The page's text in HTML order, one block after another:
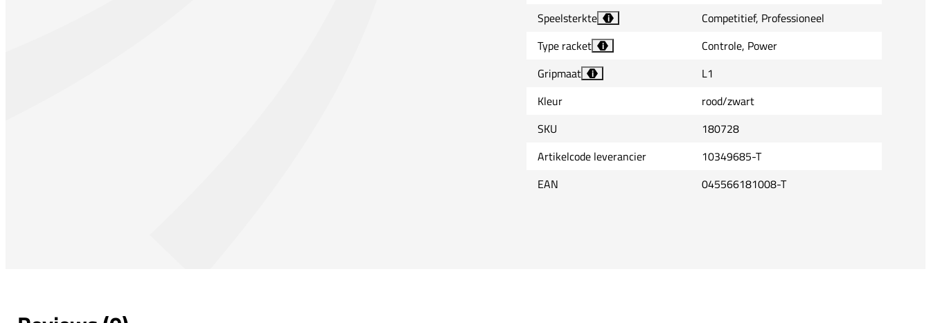
Speelsterkte
i
Competitief, Professioneel
Type racket
i
Controle, Power
Gripmaat
i
L1
Kleur
rood/zwart
SKU
180728
Artikelcode leverancier
10349685-T
EAN
045566181008-T